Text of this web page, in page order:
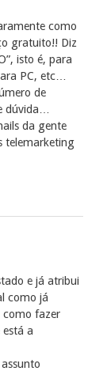
como
gratuito!! Diz
isto é, para
PC, etc…
de
dúvida…
da gente
telemarketing
e já atribui
como já
como fazer
a